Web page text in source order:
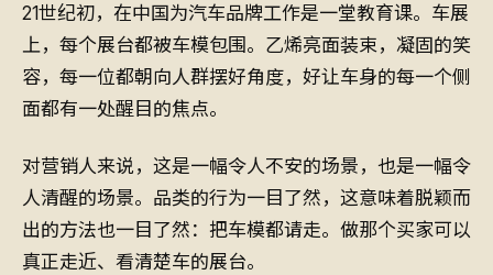
21世纪初，在中国为汽车品牌工作是一堂教育课。车展
上，每个展台都被车模包围。乙烯亮面装束，凝固的笑
容，每一位都朝向人群摆好角度，好让车身的每一个侧
面都有一处醒目的焦点。
对营销人来说，这是一幅令人不安的场景，也是一幅令
人清醒的场景。品类的行为一目了然，这意味着脱颖而
出的方法也一目了然：把车模都请走。做那个买家可以
真正走近、看清楚车的展台。